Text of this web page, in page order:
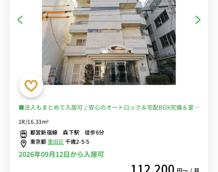
■法人もまとめて入居可♪安心のオートロック＆宅配BOX完備＆室内
通学の時間を短縮♪スーパー３分■選べるWi-Fi格安レンタル中！
1R/16.33m²
都営新宿線 森下駅 徒歩6分
東京都墨田区千歳2-5-5
2026年09月12日から入居可
112,200